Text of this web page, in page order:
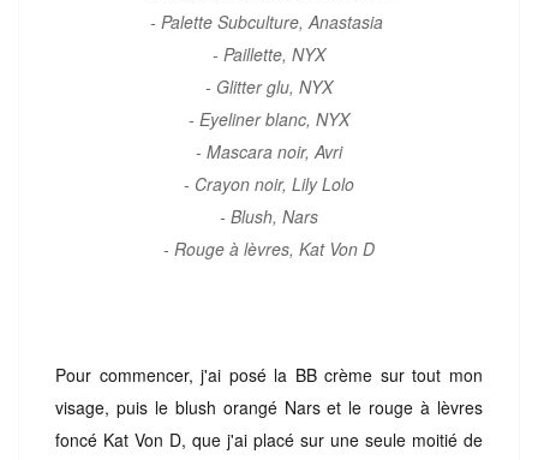
- Palette Subculture, Anastasia
- Paillette, NYX
- Glitter glu, NYX
- Eyeliner blanc, NYX
- Mascara noir, Avri
- Crayon noir, Lily Lolo
- Blush, Nars
- Rouge à lèvres, Kat Von D
Pour commencer, j'ai posé la BB crème sur tout mon
visage, puis le blush orangé Nars et le rouge à lèvres
foncé Kat Von D, que j'ai placé sur une seule moitié de